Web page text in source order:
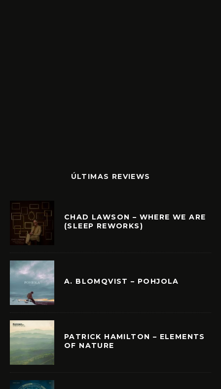
ÚLTIMAS REVIEWS
CHAD LAWSON – WHERE WE ARE
(SLEEP REWORKS)
A. BLOMQVIST – POHJOLA
PATRICK HAMILTON – ELEMENTS
OF NATURE